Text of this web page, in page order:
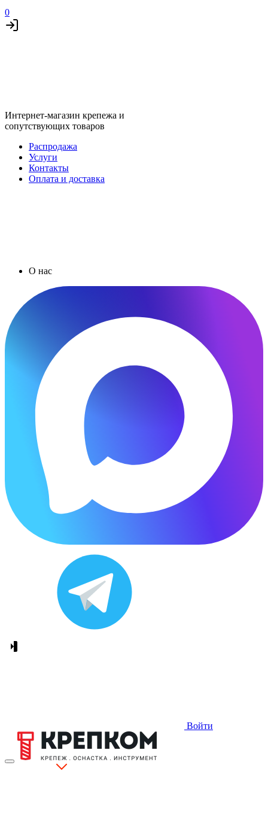
0
Интернет-магазин крепежа и
сопутствующих товаров
Распродажа
Услуги
Контакты
Оплата и доставка
О нас
Войти